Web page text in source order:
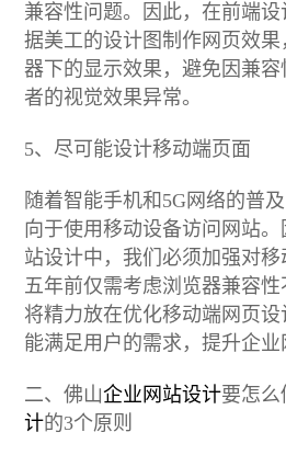
兼容性问题。因此，在前端
据美工的设计图制作网页效
器下的显示效果，避免因兼
者的视觉效果异常。
5、尽可能设计移动端页面
随着智能手机和5G网络的普
向于使用移动设备访问网站
站设计中，我们必须加强对
五年前仅需考虑浏览器兼容
将精力放在优化移动端网页
能满足用户的需求，提升企业
二、佛山企业网站设计要怎么
计的3个原则